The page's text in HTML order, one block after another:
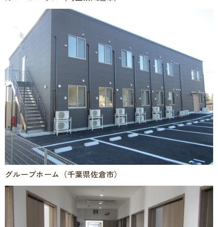
グループホーム（千葉県佐倉市）